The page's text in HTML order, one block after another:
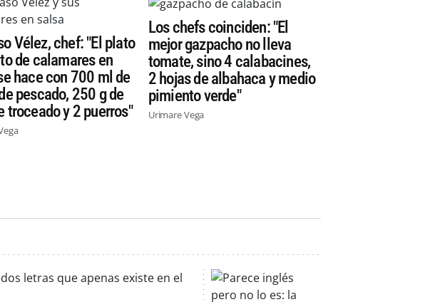
Vélez, chef: "El plato
de calamares en
hace con 700 ml de
pescado, 250 g de
troceado y 2 puerros"
Los chefs coinciden: "El
mejor gazpacho no lleva
tomate, sino 4 calabacines,
2 hojas de albahaca y medio
pimiento verde"
Urimare Vega